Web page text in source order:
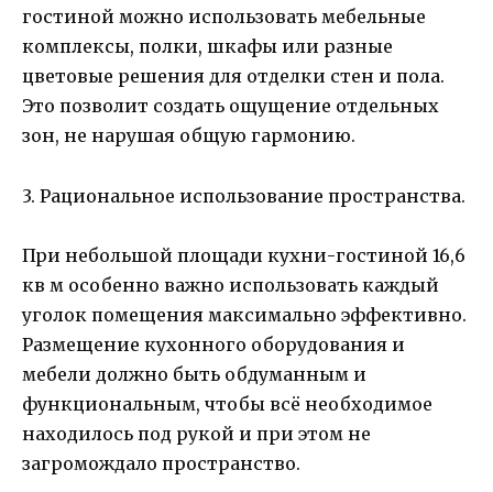
гостиной можно использовать мебельные
комплексы, полки, шкафы или разные
цветовые решения для отделки стен и пола.
Это позволит создать ощущение отдельных
зон, не нарушая общую гармонию.
3. Рациональное использование пространства.
При небольшой площади кухни-гостиной 16,6
кв м особенно важно использовать каждый
уголок помещения максимально эффективно.
Размещение кухонного оборудования и
мебели должно быть обдуманным и
функциональным, чтобы всё необходимое
находилось под рукой и при этом не
загромождало пространство.